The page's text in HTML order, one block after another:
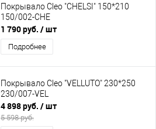
Покрывало Cleo "CHELSI" 150*210
150/002-CHE
1 790 руб. / шт
Подробнее
Покрывало Cleo "VELLUTO" 230*250
230/007-VEL
4 898 руб. / шт
5 598 руб.